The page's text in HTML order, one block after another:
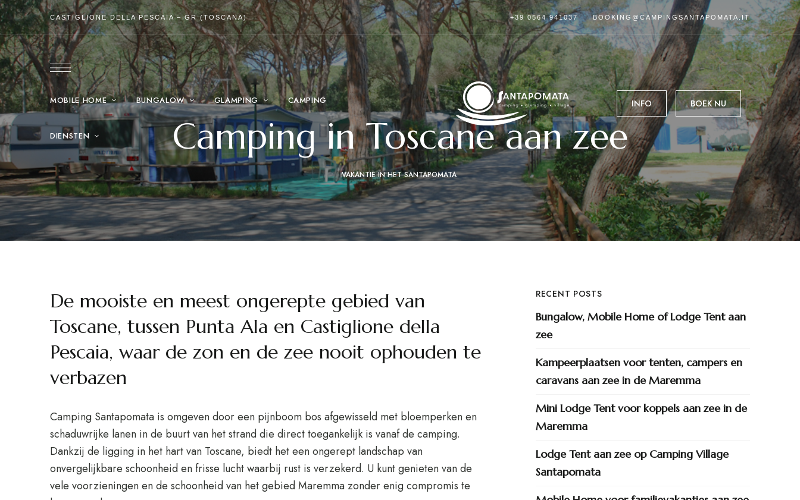
CASTIGLIONE DELLA PESCAIA – GR (TOSCANA) +39 0564 941037 BOOKING@CAMPINGSANTAPOMATA.IT
MOBILE HOME BUNGALOW GLAMPING CAMPING
DIENSTEN
INFO BOEK NU
Camping in Toscane aan zee
VAKANTIE IN HET SANTAPOMATA
De mooiste en meest ongerepte gebied van
Toscane, tussen Punta Ala en Castiglione della
Pescaia, waar de zon en de zee nooit ophouden te
verbazen
Camping Santapomata is omgeven door een pijnboom bos afgewisseld met bloemperken en
schaduwrijke lanen in de buurt van het strand die direct toegankelijk is vanaf de camping.
Dankzij de ligging in het hart van Toscane, biedt het een ongerept landschap van
onvergelijkbare schoonheid en frisse lucht waarbij rust is verzekerd. U kunt genieten van de
vele voorzieningen en de schoonheid van het gebied Maremma zonder enig compromis te
RECENT POSTS
Bungalow, Mobile Home of Lodge Tent aan
zee
Kampeerplaatsen voor tenten, campers en
caravans aan zee in de Maremma
Mini Lodge Tent voor koppels aan zee in de
Maremma
Lodge Tent aan zee op Camping Village
Santapomata